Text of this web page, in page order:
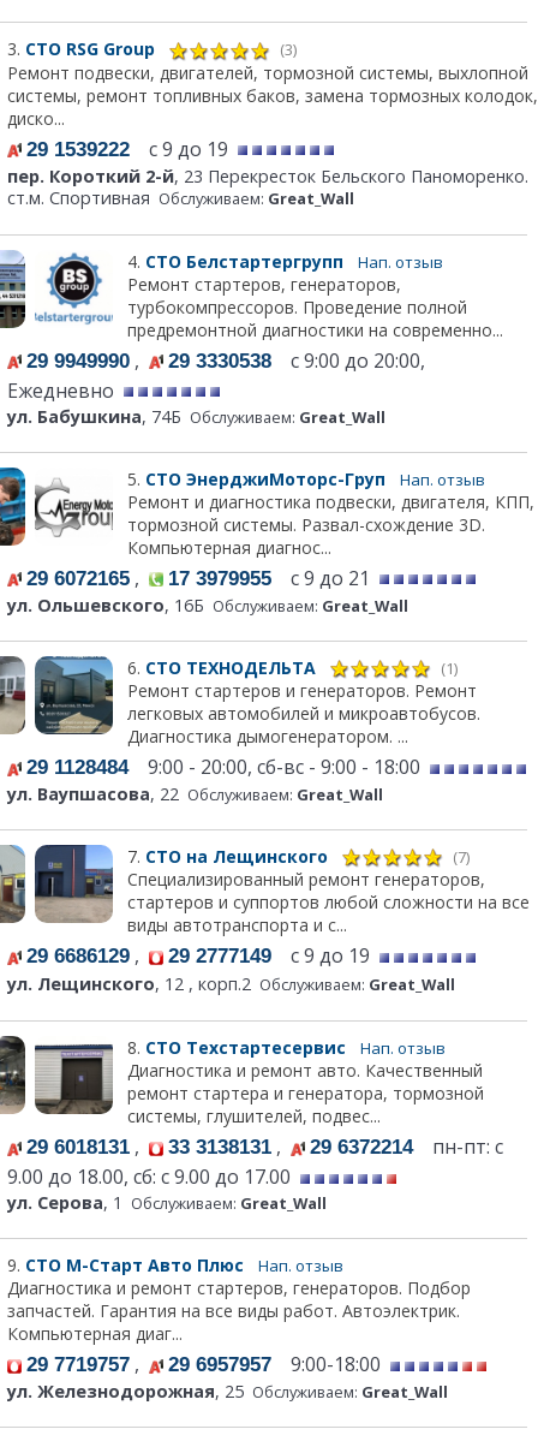
3. СТО RSG Group (3)
Ремонт подвески, двигателей, тормозной системы, выхлопной
системы, ремонт топливных баков, замена тормозных колодок,
диско...
29 1539222 с 9 до 19
пер. Короткий 2-й, 23 Перекресток Бельского Паноморенко.
ст.м. Спортивная Обслуживаем: Great_Wall
4. СТО Белстартергрупп Нап. отзыв
Ремонт стартеров, генераторов,
турбокомпрессоров. Проведение полной
предремонтной диагностики на современно...
29 9949990 , 29 3330538 с 9:00 до 20:00,
Ежедневно
ул. Бабушкина, 74Б Обслуживаем: Great_Wall
5. СТО ЭнерджиМоторс-Груп Нап. отзыв
Ремонт и диагностика подвески, двигателя, КПП,
тормозной системы. Развал-схождение 3D.
Компьютерная диагнос...
29 6072165 , 17 3979955 с 9 до 21
ул. Ольшевского, 16Б Обслуживаем: Great_Wall
6. СТО ТЕХНОДЕЛЬТА (1)
Ремонт стартеров и генераторов. Ремонт
легковых автомобилей и микроавтобусов.
Диагностика дымогенератором. ...
29 11284849:00 - 20:00, сб-вс - 9:00 - 18:00
ул. Ваупшасова, 22 Обслуживаем: Great_Wall
7. СТО на Лещинского (7)
Специализированный ремонт генераторов,
стартеров и суппортов любой сложности на все
виды автотранспорта и с...
29 6686129 , 29 2777149 с 9 до 19
ул. Лещинского, 12 , корп.2 Обслуживаем: Great_Wall
8. СТО Техстартесервис Нап. отзыв
Диагностика и ремонт авто. Качественный
ремонт стартера и генератора, тормозной
системы, глушителей, подвес...
29 6018131 , 33 3138131 , 29 6372214пн-пт: с
9.00 до 18.00, сб: с 9.00 до 17.00
ул. Серова, 1 Обслуживаем: Great_Wall
9. СТО М-Старт Авто Плюс Нап. отзыв
Диагностика и ремонт стартеров, генераторов. Подбор
запчастей. Гарантия на все виды работ. Автоэлектрик.
Компьютерная диаг...
29 7719757 , 29 6957957 9:00-18:00
ул. Железнодорожная, 25 Обслуживаем: Great_Wall